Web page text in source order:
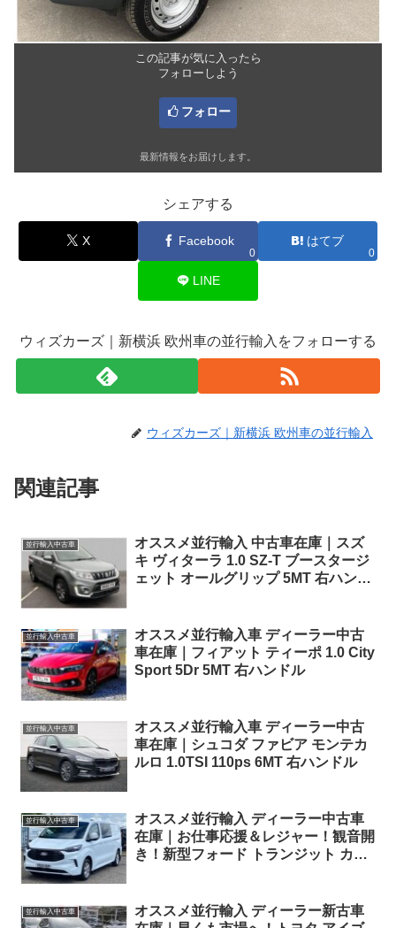
この記事が気に入ったら
フォローしよう
フォロー
最新情報をお届けします。
シェアする
X Facebook
0
はてブ
0
LINE
ウィズカーズ｜新横浜 欧州車の並行輸入をフォローする
ウィズカーズ｜新横浜 欧州車の並行輸入
関連記事
並行輸入中古車
オススメ並行輸入 中古車在庫｜スズ
キ ヴィターラ 1.0 SZ-T ブースタージ
ェット オールグリップ 5MT 右ハンド
並行輸入中古車
オススメ並行輸入車 ディーラー中古
車在庫｜フィアット ティーポ 1.0 City
Sport 5Dr 5MT 右ハンドル
並行輸入中古車
オススメ並行輸入車 ディーラー中古
車在庫｜シュコダ ファビア モンテカ
ルロ 1.0TSI 110ps 6MT 右ハンドル
並行輸入中古車
オススメ並行輸入 ディーラー中古車
在庫｜お仕事応援＆レジャー！観音開
き！新型フォード トランジット カス
並行輸入中古車
オススメ並行輸入 ディーラー新古車